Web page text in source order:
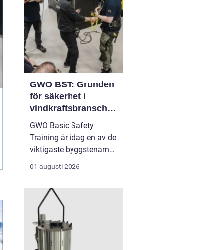
GWO BST: Grunden
för säkerhet i
vindkraftsbransche
n
GWO Basic Safety
Training är idag en av de
viktigaste byggstenarna
för alla som vill arbeta
professionellt inom
skapar en gemensam
säkerhetsnivå i en
bransch där jobbet ofta
sker långt frå...
01 augusti 2026